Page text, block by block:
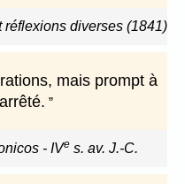
réflexions diverses (1841)
mais prompt à
- IVe s. av. J.-C.